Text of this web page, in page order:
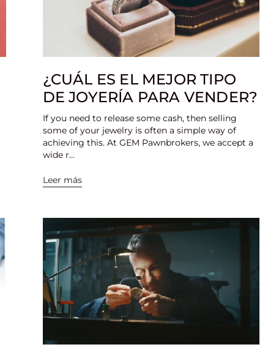
¿CUÁL ES EL MEJOR TIPO
DE JOYERÍA PARA VENDER?
If you need to release some cash, then selling
some of your jewelry is often a simple way of
achieving this. At GEM Pawnbrokers, we accept a
wide r...
Leer más